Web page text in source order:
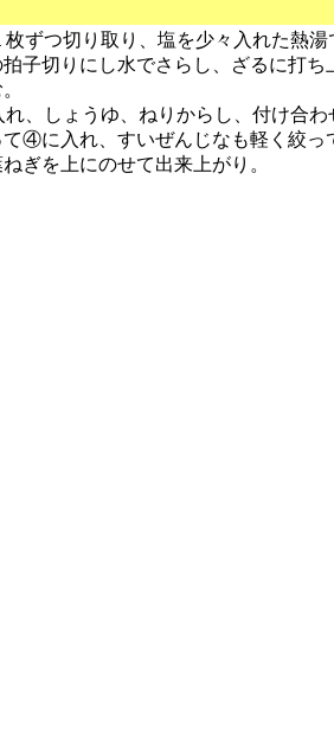
つ切り取り、塩を少々入れた熱湯
子切りにし水でさらし、ざるに打ち
、しょうゆ、ねりからし、付け合わ
④に入れ、すいぜんじなも軽く絞っ
ぎを上にのせて出来上がり。